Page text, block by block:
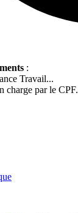
:
Travail...
charge par le CPF.